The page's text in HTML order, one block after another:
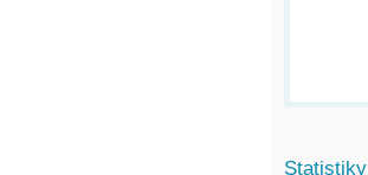
Statistiky